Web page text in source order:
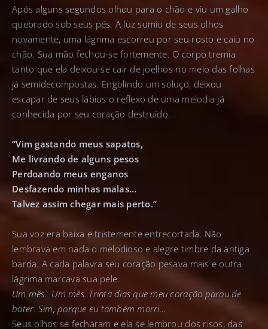
Após alguns segundos olhou para o chão e viu um galho
quebrado sob seus pés. A luz sumiu de seus olhos
novamente, uma lágrima escorreu por seu rosto e caiu no
chão. Sua mão fechou-se fortemente. O corpo tremia
tanto que ela deixou-se cair de joelhos no meio das folhas
já semidecompostas. Engolindo um soluço, deixou
escapar de seus lábios o reflexo de uma melodia já
conhecida por seu coração destruído.
“Vim gastando meus sapatos,
Me livrando de alguns pesos
Perdoando meus enganos
Desfazendo minhas malas…
Talvez assim chegar mais perto.”
Sua voz era baixa e tristemente entrecortada. Não
lembrava em nada o melodioso e alegre timbre da antiga
barda. A cada palavra seu coração pesava mais e outra
lágrima marcava sua pele.
Um mês. Um mês. Trinta dias que meu coração parou de
bater. Sim, porque eu também morri…
Seus olhos se fecharam e ela se lembrou dos risos, das